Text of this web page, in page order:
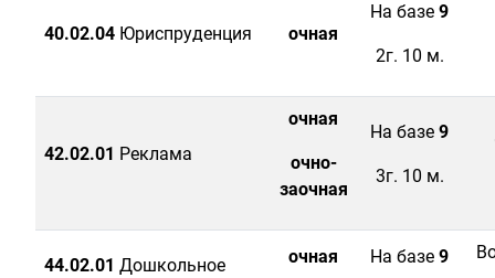
40.02.04 Юриспруденция очная
На базе 9
2г. 10 м.
42.02.01 Реклама
очная
очно-
заочная
На базе 9
3г. 10 м.
44.02.01 Дошкольное
очная На базе 9